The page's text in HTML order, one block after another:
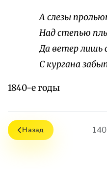
А слезы
Над степью
Да ветер лишь
С кургана
1840-е годы
Назад